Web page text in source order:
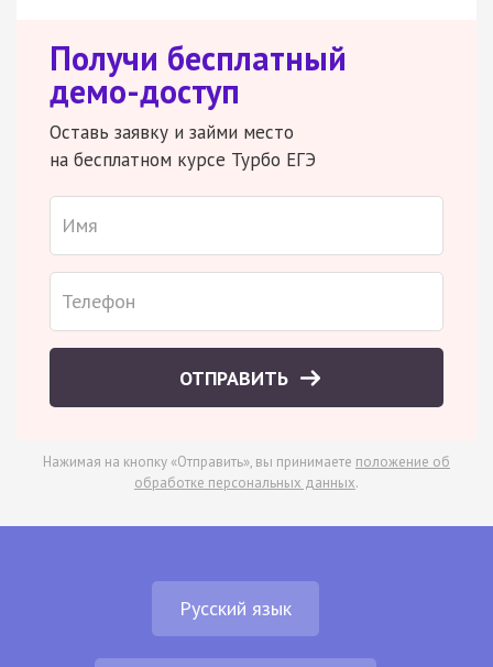
Получи бесплатный
демо-доступ
Оставь заявку и займи место
на бесплатном курсе Турбо ЕГЭ
ОТПРАВИТЬ
Нажимая на кнопку «Отправить», вы принимаете положение об
обработке персональных данных.
Русский язык